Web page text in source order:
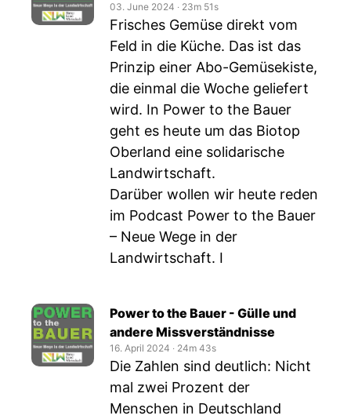
03. June 2024 ‧ 23m 51s
Frisches Gemüse direkt vom
Feld in die Küche. Das ist das
Prinzip einer Abo-Gemüsekiste,
die einmal die Woche geliefert
wird. In Power to the Bauer
geht es heute um das Biotop
Oberland eine solidarische
Landwirtschaft.
Darüber wollen wir heute reden
im Podcast Power to the Bauer
– Neue Wege in der
Landwirtschaft. I
Power to the Bauer - Gülle und
andere Missverständnisse
16. April 2024 ‧ 24m 43s
Die Zahlen sind deutlich: Nicht
mal zwei Prozent der
Menschen in Deutschland